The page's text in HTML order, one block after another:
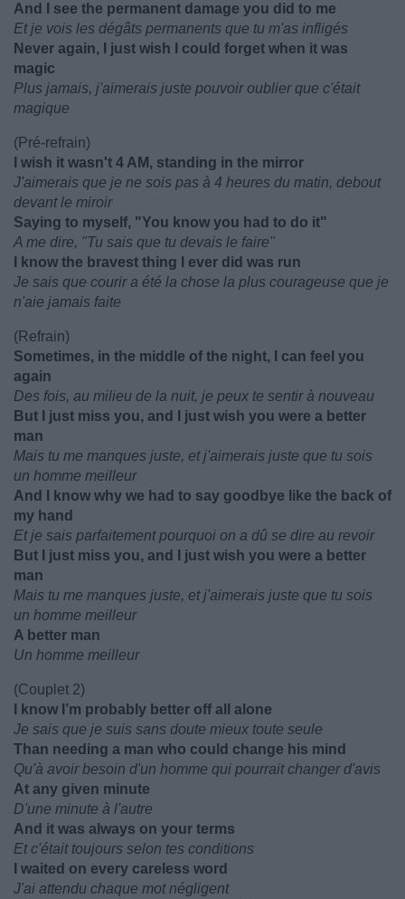
And I see the permanent damage you did to me
Et je vois les dégâts permanents que tu m'as infligés
Never again, I just wish I could forget when it was
magic
Plus jamais, j'aimerais juste pouvoir oublier que c'était
magique
(Pré-refrain)
I wish it wasn't 4 AM, standing in the mirror
J'aimerais que je ne sois pas à 4 heures du matin, debout
devant le miroir
Saying to myself, "You know you had to do it"
A me dire, "Tu sais que tu devais le faire"
I know the bravest thing I ever did was run
Je sais que courir a été la chose la plus courageuse que je
n'aie jamais faite
(Refrain)
Sometimes, in the middle of the night, I can feel you
again
Des fois, au milieu de la nuit, je peux te sentir à nouveau
But I just miss you, and I just wish you were a better
man
Mais tu me manques juste, et j'aimerais juste que tu sois
un homme meilleur
And I know why we had to say goodbye like the back of
my hand
Et je sais parfaitement pourquoi on a dû se dire au revoir
But I just miss you, and I just wish you were a better
man
Mais tu me manques juste, et j'aimerais juste que tu sois
un homme meilleur
A better man
Un homme meilleur
(Couplet 2)
I know I’m probably better off all alone
Je sais que je suis sans doute mieux toute seule
Than needing a man who could change his mind
Qu'à avoir besoin d'un homme qui pourrait changer d'avis
At any given minute
D'une minute à l'autre
And it was always on your terms
Et c'était toujours selon tes conditions
I waited on every careless word
J'ai attendu chaque mot négligent